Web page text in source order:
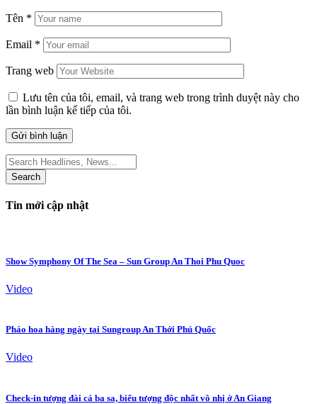
Tên *
Email *
Trang web
Lưu tên của tôi, email, và trang web trong trình duyệt này cho
lần bình luận kế tiếp của tôi.
Search
for:
Tin mới cập nhật
Show Symphony Of The Sea – Sun Group An Thoi Phu Quoc
Video
Pháo hoa hàng ngày tại Sungroup An Thới Phú Quốc
Video
Check-in tượng đài cá ba sa, biểu tượng độc nhất vô nhị ở An Giang